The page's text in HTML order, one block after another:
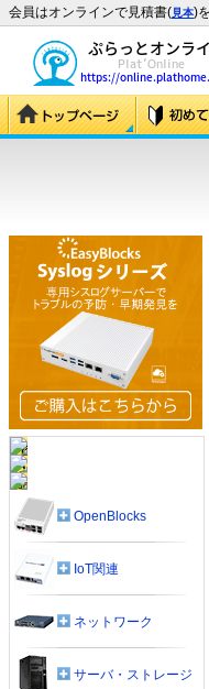
会員はオンラインで見積書(見本)を
OpenBlocks
IoT関連
ネットワーク
サーバ・ストレージ